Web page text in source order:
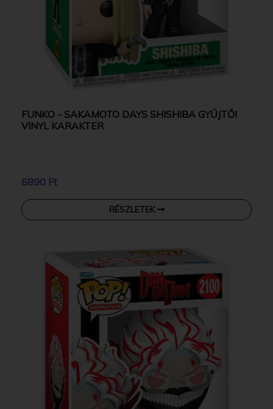
FUNKO - SAKAMOTO DAYS SHISHIBA GYŰJTŐI
VINYL KARAKTER
6890 Ft
RÉSZLETEK